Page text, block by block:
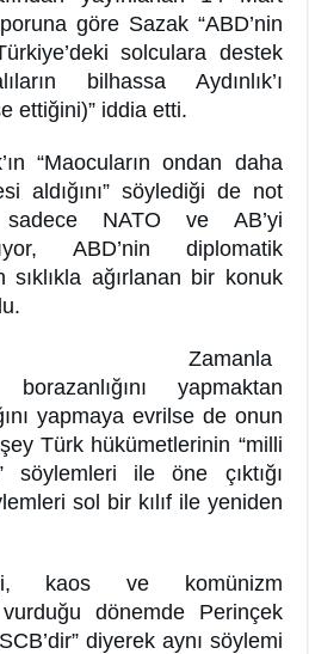
göre Sazak “ABD’nin
solculara destek
bilhassa Aydınlık’ı
ettiğini)” iddia etti.
“Maocuların ondan daha
aldığını” söylediği de not
NATO ve AB’yi
ABD’nin diplomatik
sıklıkla ağırlanan bir konuk
Zamanla
yapmaktan
yapmaya evrilse de onun
Türk hükümetlerinin “milli
söylemleri ile öne çıktığı
sol bir kılıf ile yeniden
kaos ve komünizm
dönemde Perinçek
diyerek aynı söylemi